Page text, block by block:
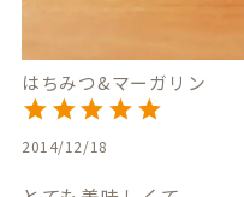
はちみつ&マーガリン
2014/12/18